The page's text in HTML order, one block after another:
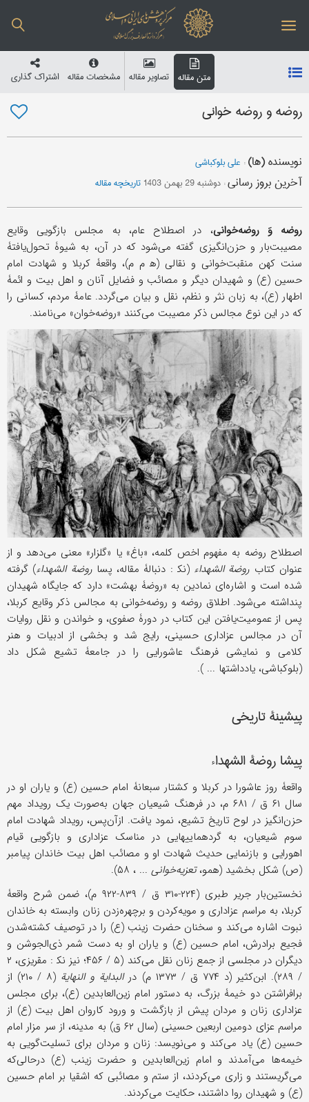
متن مقاله تصاویر مقاله مشخصات مقاله اشتراک گذاری
روضه و روضه خوانی
نویسنده (ها): علی بلوکباشی
آخرین بروز رسانی: دوشنبه 29 بهمن 1403 تاریخچه مقاله
روضه وَ روضه‌خوانی، در اصطلاح عام، به مجلس بازگویی وقایع
مصیبت‌بار و حزن‌انگیزی گفته می‌شود که در آن، به شیوۀ تحول‌یافتۀ
سنت کهن منقبت‌خوانی و نقالی (ه‍ م م)، واقعۀ کربلا و شهادت امام
حسین (ع) و شهیدان دیگر و مصائب و فضایل آنان و اهل بیت و ائمۀ
اطهار (ع)، به زبان نثر و نظم، نقل و بیان می‌گردد. عامۀ مردم، کسانی را
که در این نوع مجالس ذکر مصیبت می‌کنند «روضه‌خوان» می‌نامند.
اصطلاح روضه به مفهوم اخص کلمه، «باغ» یا «گلزار» معنی می‌دهد و از
عنوان کتاب روضة الشهداء (نک‍ : دنبالۀ مقاله، پسا روضة الشهداء) گرفته
شده است و اشاره‌ای نمادین به «روضۀ بهشت» دارد که جایگاه شهیدان
پنداشته می‌شود. اطلاق روضه و روضه‌خوانی به مجالس ذکر وقایع کربلا،
پس از عمومیت‌یافتن این کتاب در دورۀ صفوی، و خواندن و نقل روایات
آن در مجالس عزاداری حسینی، رایج شد و بخشی از ادبیات و هنر
کلامی و نمایشی فرهنگ عاشورایی را در جامعۀ تشیع شکل داد
(بلوکباشی، یادداشتها ... ).
پیشینۀ تاریخی
پیشا روضة الشهداء
واقعۀ روز عاشورا در کربلا و کشتار سبعانۀ امام حسین (ع) و یاران او در
سال ۶۱ ق / ۶۸۱ م، در فرهنگ شیعیان جهان به‌صورت یک رویداد مهم
حزن‌انگیز در لوح تاریخ تشیع، نمود یافت. ازآن‌پس، رویداد شهادت امام
سوم شیعیان، به گردهماییهایی در مناسک عزاداری و بازگویی قیام
اهورایی و بازنمایی حدیث شهادت او و مصائب اهل بیت خاندان پیامبر
(ص) شکل بخشید (همو،تعزیه‌خوانی ... ، ۵۸).
نخستین‌بار جریر طبری (۲۲۴-۳۱۰ ق / ۸۳۹-۹۲۲ م)، ضمن شرح واقعۀ
کربلا، به مراسم عزاداری و مویه‌کردن و برچهره‌زدن زنان وابسته به خاندان
نبوت اشاره می‌کند و سخنان حضرت زینب (ع) را در توصیف کشته‌شدن
فجیع برادرش، امام حسین (ع) و یاران او به دست شمر ذی‌الجوشن و
دیگران در مجلسی از جمع زنان نقل می‌کند (۵ / ۴۵۶؛ نیز نک‍ : مقریزی، ۲
/ ۲۸۹). ابن‌کثیر (د ۷۷۴ ق / ۱۳۷۳ م) در
البدایة و النهایة
(۸ / ۲۱۰) از
برافراشتن دو خیمۀ بزرگ، به دستور امام زین‌العابدین (ع)، برای مجلس
عزاداری زنان و مردان پیش از بازگشت و ورود کاروان اهل بیت (ع) از
مراسم عزای دومین اربعین حسینی (سال ۶۲ ق) به مدینه، از سر مزار امام
حسین (ع) یاد می‌کند و می‌نویسد: زنان و مردان برای تسلیت‌گویی به
خیمه‌ها می‌آمدند و امام زین‌العابدین و حضرت زینب (ع) درحالی‌که
می‌گریستند و زاری می‌کردند، از ستم و مصائبی که اشقیا بر امام حسین
(ع) و شهیدان روا داشتند، حکایت می‌کردند.